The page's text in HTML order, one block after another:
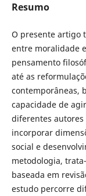
Resumo
O presente artigo
entre moralidade
pensamento
até as
contemporâneas,
capacidade de
diferentes autores
incorporar
social e
metodologia,
baseada em
estudo percorre